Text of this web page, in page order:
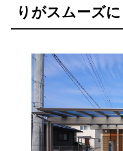
りがスムーズに